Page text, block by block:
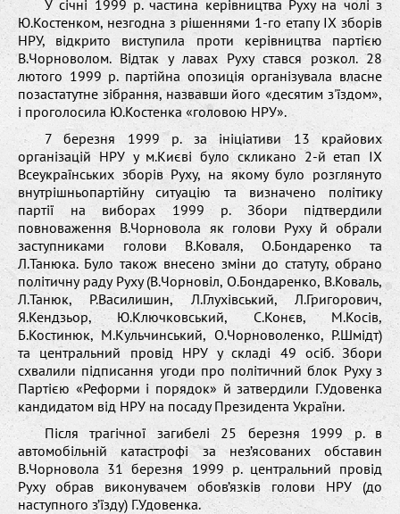
У січні 1999 р. частина керівництва Руху на чолі з
Ю.Костенком, незгодна з рішеннями 1-го етапу ІХ зборів
НРУ, відкрито виступила проти керівництва партією
В.Чорноволом. Відтак у лавах Руху стався розкол. 28
лютого 1999 р. партійна опозиція організувала власне
позастатутне зібрання, назвавши його «десятим з'їздом»,
і проголосила Ю.Костенка «головою НРУ».
7 березня 1999 р. за ініціативи 13 крайових
організацій НРУ у м.Києві було скликано 2-й етап ІХ
Всеукраїнських зборів Руху, на якому було розглянуто
внутрішньопартійну ситуацію та визначено політику
партії на виборах 1999 р. Збори підтвердили
повноваження В.Чорновола як голови Руху й обрали
заступниками голови В.Коваля, О.Бондаренко та
Л.Танюка. Було також внесено зміни до статуту, обрано
політичну раду Руху (В.Чорновіл, О.Бондаренко, В.Коваль,
Л.Танюк, Р.Василишин, Л.Глухівський, Л.Григорович,
Я.Кендзьор, Ю.Ключковський, С.Конєв, М.Косів,
Б.Костинюк, М.Кульчинський, О.Чорноволенко, Р.Шмідт)
та центральний провід НРУ у складі 49 осіб. Збори
схвалили підписання угоди про політичний блок Руху з
Партією «Реформи і порядок» й затвердили Г.Удовенка
кандидатом від НРУ на посаду Президента України.
Після трагічної загибелі 25 березня 1999 р. в
автомобільній катастрофі за нез’ясованих обставин
В.Чорновола 31 березня 1999 р. центральний провід
Руху обрав виконувачем обов’язків голови НРУ (до
наступного з’їзду) Г.Удовенка.